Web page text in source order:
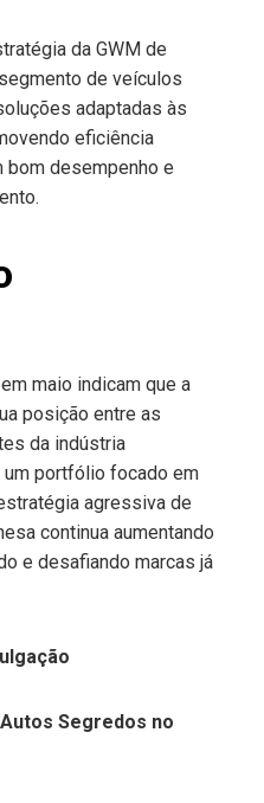
da GWM de
de veículos
adaptadas às
eficiência
bom desempenho e
maio indicam que a
posição entre as
da indústria
um portfólio focado em
agressiva de
continua aumentando
e desafiando marcas já
Segredos no